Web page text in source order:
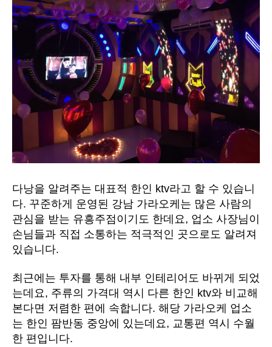
다낭을 알려주는 대표적 한인 ktv라고 할 수 있습니
다. 꾸준하게 운영된 강남 가라오케는 많은 사람의
관심을 받는 유흥주점이기도 한데요, 업소 사장님이
손님들과 직접 소통하는 적극적인 곳으로도 알려져
있습니다.
최근에는 투자를 통해 내부 인테리어도 바뀌게 되었
는데요, 주류의 가격대 역시 다른 한인 ktv와 비교해
본다면 저렴한 편에 속합니다. 해당 가라오케 업소
는 한인 팜반동 중앙에 있는데요, 교통편 역시 수월
한 편입니다.